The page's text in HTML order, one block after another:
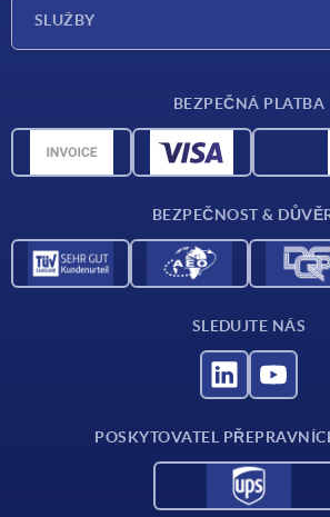
SLUŽBY
CAD data
BEZPEČNÁ PLATBA
BEZPEČNOST &
SLEDUJTE NÁS
POSKYTOVATEL